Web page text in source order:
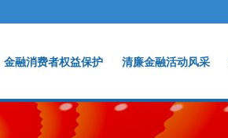
金融消费者权益保护 清廉金融活动风采